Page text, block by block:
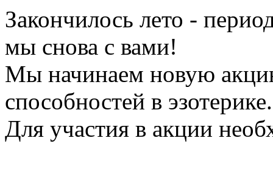
Закончилось лето -
мы снова с вами!
Мы начинаем новую
способностей в эзотерике.
Для участия в акции